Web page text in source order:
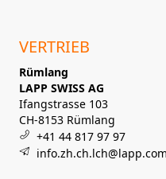
VERTRIEB
Rümlang
LAPP SWISS AG
Ifangstrasse 103
CH-8153 Rümlang
+41 44 817 97 97
info.zh.ch.lch@lapp.com